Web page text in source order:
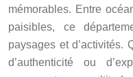
mémorables. Entre
paisibles, ce
paysages et d’activités.
d’authenticité ou